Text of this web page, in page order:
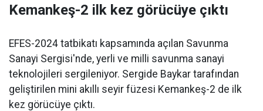
Kemankeş-2 ilk kez görücüye çıktı
EFES-2024 tatbikatı kapsamında açılan Savunma
Sanayi Sergisi'nde, yerli ve milli savunma sanayi
teknolojileri sergileniyor. Sergide Baykar tarafından
geliştirilen mini akıllı seyir füzesi Kemankeş-2 de ilk
kez görücüye çıktı.